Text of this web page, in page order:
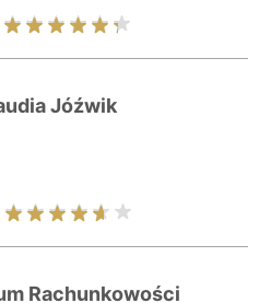
Jóźwik
Rachunkowości